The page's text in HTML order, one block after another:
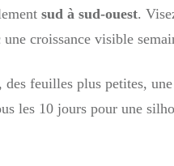
sud à sud-ouest.
une croissance visible
feuilles plus petites,
les 10 jours pour une